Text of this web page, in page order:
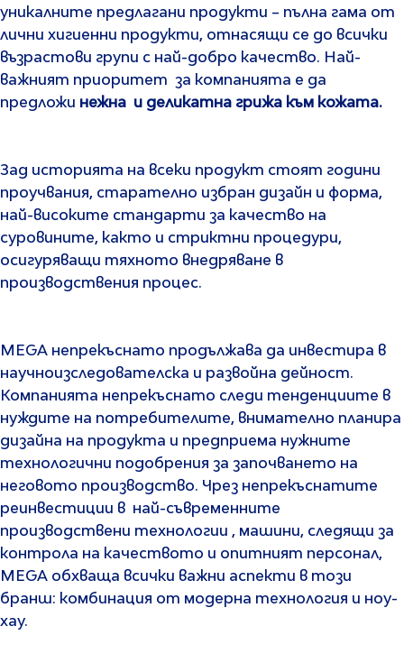
уникалните предлагани продукти – пълна гама от
лични хигиенни продукти, отнасящи се до всички
възрастови групи с най-добро качество. Най-
важният приоритет за компанията е да
предложи нежна и деликатна грижа към кожата.
Зад историята на всеки продукт стоят години
проучвания, старателно избран дизайн и форма,
най-високите стандарти за качество на
суровините, както и стриктни процедури,
осигуряващи тяхното внедряване в
производствения процес.
MEGA непрекъснато продължава да инвестира в
научноизследователска и развойна дейност.
Компанията непрекъснато следи тенденциите в
нуждите на потребителите, внимателно планира
дизайна на продукта и предприема нужните
технологични подобрения за започването на
неговото производство. Чрез непрекъснатите
реинвестиции в най-съвременните
производствени технологии , машини, следящи за
контрола на качеството и опитният персонал,
MEGA обхваща всички важни аспекти в този
бранш: комбинация от модерна технология и ноу-
хау.